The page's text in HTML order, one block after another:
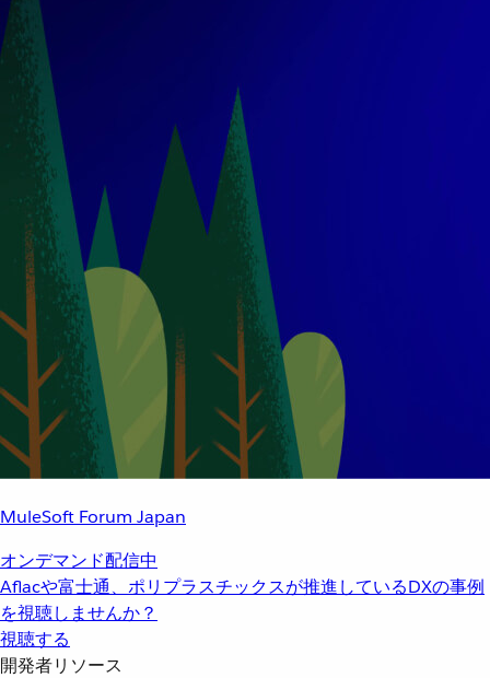
MuleSoft Forum Japan
オンデマンド配信中
Aflacや富士通、ポリプラスチックスが推進しているDXの事例
を視聴しませんか？
視聴する
開発者リソース